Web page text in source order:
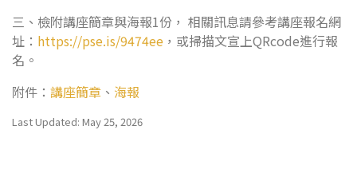
三、檢附講座簡章與海報1份， 相關訊息請參考講座報名網
址： https://pse.is/9474ee ，或掃描文宣上QRcode進行報
名。
附件： 講座簡章 、 海報
Last Updated: May 25, 2026